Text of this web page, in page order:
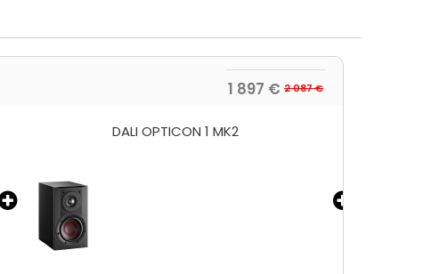
1 897 € 2 087 €
WIREWORLD STREAM 10 RCA